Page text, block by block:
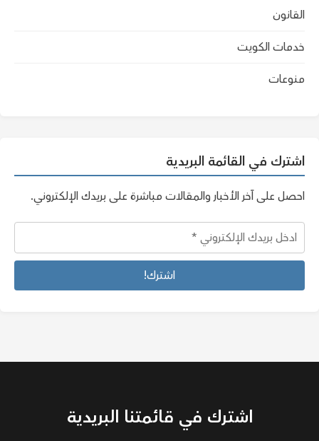
القانون
خدمات الكويت
منوعات
اشترك في القائمة البريدية
احصل على آخر الأخبار والمقالات مباشرة على بريدك الإلكتروني.
اشترك في قائمتنا البريدية